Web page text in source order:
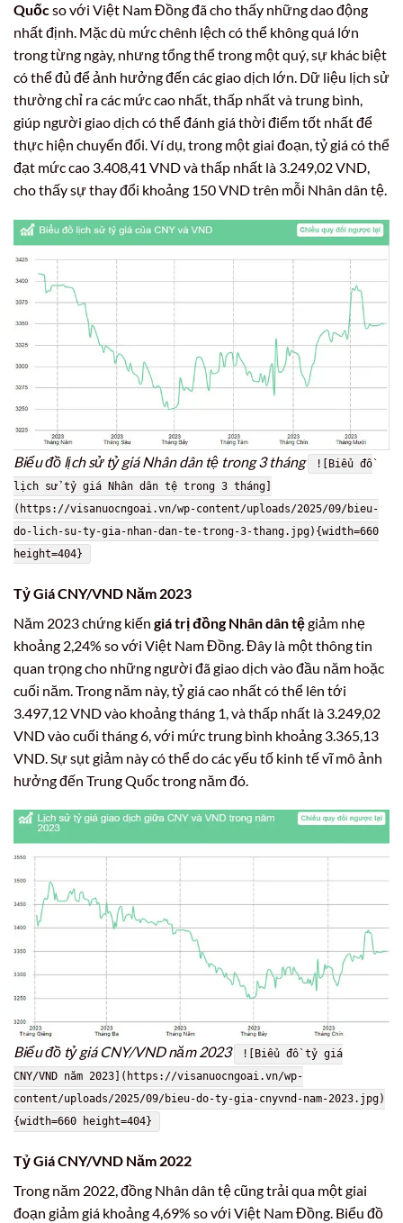
Quốcso với Việt Nam Đồng đã cho thấy những dao động
nhất định. Mặc dù mức chênh lệch có thể không quá lớn
trong từng ngày, nhưng tổng thể trong một quý, sự khác biệt
có thể đủ để ảnh hưởng đến các giao dịch lớn. Dữ liệu lịch sử
thường chỉ ra các mức cao nhất, thấp nhất và trung bình,
giúp người giao dịch có thể đánh giá thời điểm tốt nhất để
thực hiện chuyển đổi. Ví dụ, trong một giai đoạn, tỷ giá có thể
đạt mức cao 3.408,41 VND và thấp nhất là 3.249,02 VND,
cho thấy sự thay đổi khoảng 150 VND trên mỗi Nhân dân tệ.
Biểu đồ lịch sử tỷ giá Nhân dân tệ trong 3 tháng
![Biểu đồ
lịch sử tỷ giá Nhân dân tệ trong 3 tháng]
(https://visanuocngoai.vn/wp-content/uploads/2025/09/bieu-
do-lich-su-ty-gia-nhan-dan-te-trong-3-thang.jpg){width=660
height=404}
Tỷ Giá CNY/VND Năm 2023
Năm 2023 chứng kiến giá trị đồng Nhân dân tệgiảm nhẹ
khoảng 2,24% so với Việt Nam Đồng. Đây là một thông tin
quan trọng cho những người đã giao dịch vào đầu năm hoặc
cuối năm. Trong năm này, tỷ giá cao nhất có thể lên tới
3.497,12 VND vào khoảng tháng 1, và thấp nhất là 3.249,02
VND vào cuối tháng 6, với mức trung bình khoảng 3.365,13
VND. Sự sụt giảm này có thể do các yếu tố kinh tế vĩ mô ảnh
hưởng đến Trung Quốc trong năm đó.
Biểu đồ tỷ giá CNY/VND năm 2023
![Biểu đồ tỷ giá
CNY/VND năm 2023](https://visanuocngoai.vn/wp-
content/uploads/2025/09/bieu-do-ty-gia-cnyvnd-nam-2023.jpg)
{width=660 height=404}
Tỷ Giá CNY/VND Năm 2022
Trong năm 2022, đồng Nhân dân tệ cũng trải qua một giai
đoạn giảm giá khoảng 4,69% so với Việt Nam Đồng. Biểu đồ